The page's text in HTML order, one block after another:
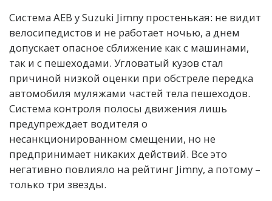
Система AEB у Suzuki Jimny простенькая: не видит
велосипедистов и не работает ночью, а днем
допускает опасное сближение как с машинами,
так и с пешеходами. Угловатый кузов стал
причиной низкой оценки при обстреле передка
автомобиля муляжами частей тела пешеходов.
Система контроля полосы движения лишь
предупреждает водителя о
несанкционированном смещении, но не
предпринимает никаких действий. Все это
негативно повлияло на рейтинг Jimny, а потому –
только три звезды.